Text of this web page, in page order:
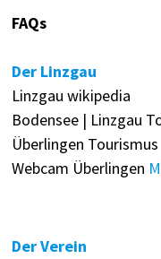
FAQs
Der Linzgau
Linzgau wikipedia
Bodensee | Linzgau
Überlingen Tourismus
Webcam Überlingen
Der Verein